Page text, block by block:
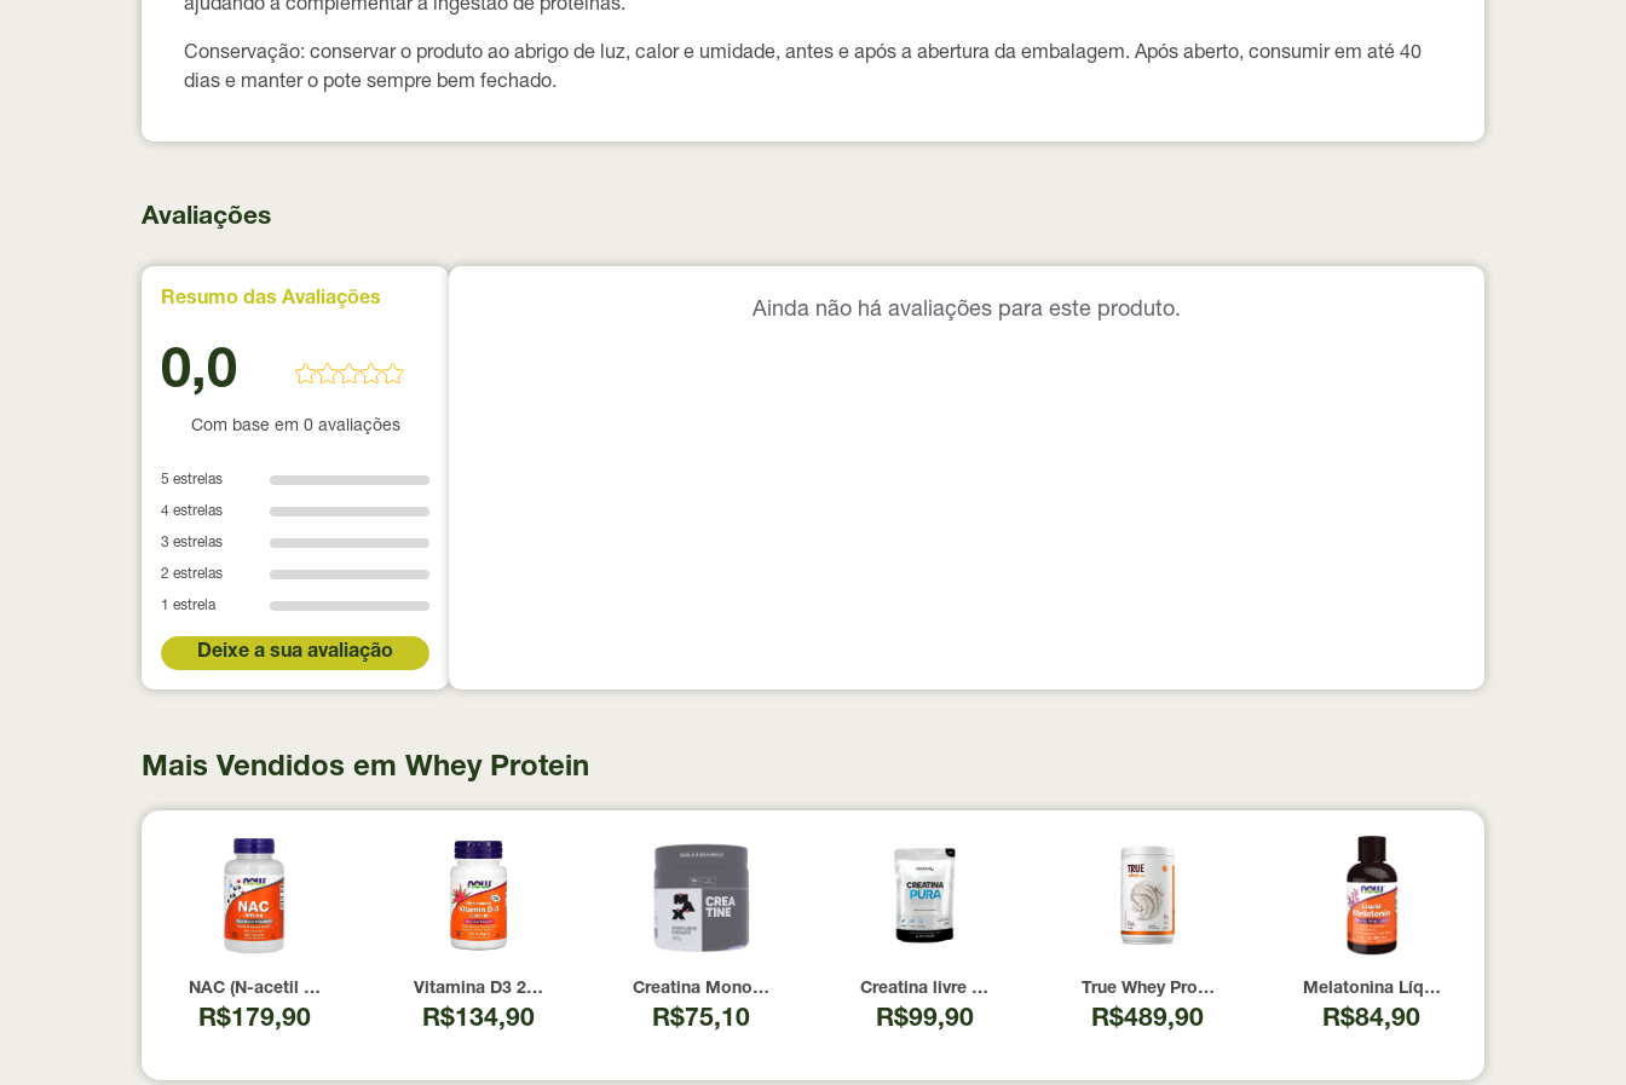
ajudando a complementar a ingestão de proteínas.
Conservação: conservar o produto ao abrigo de luz, calor e umidade, antes e após a abertura da embalagem. Após aberto, consumir em até 40
dias e manter o pote sempre bem fechado.
Avaliações
Resumo das Avaliações
0,0
Com base em 0 avaliações
5 estrelas
4 estrelas
3 estrelas
2 estrelas
1 estrela
Deixe a sua avaliação
Ainda não há avaliações para este produto.
Mais Vendidos em Whey Protein
NAC (N-acetil Cisteína) 600mg NOW Foods 100 Cápsulas
R$179,90
Vitamina D3 2000 UI Now Foods 240 Cápsulas
R$134,90
Creatina Monohidratada Max Titanium 300g
R$75,10
Creatina livre de metais pesados 100% pura com Laudo 300g Neobody Nutrition
R$99,90
True Whey Protein Coconut Icecream True Source 837g
R$489,90
Melatonina Líquida Now Foods 59ml
R$84,90